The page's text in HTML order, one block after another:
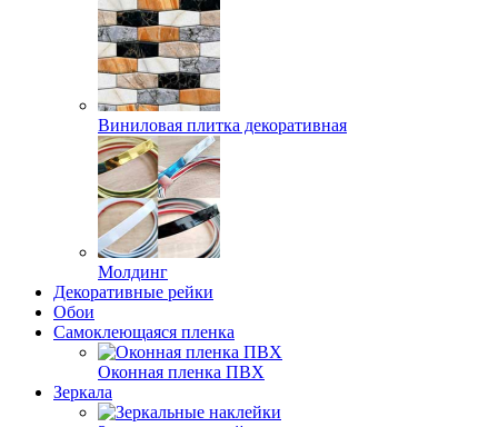
Виниловая плитка декоративная
Молдинг
Декоративные рейки
Обои
Самоклеющаяся пленка
Оконная пленка ПВХ
Зеркала